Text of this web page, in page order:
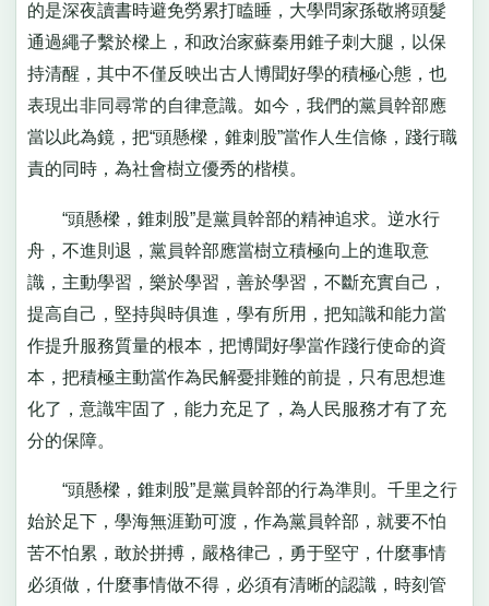
的是深夜讀書時避免勞累打瞌睡，大學問家孫敬將頭髮
通過繩子繫於樑上，和政治家蘇秦用錐子刺大腿，以保
持清醒，其中不僅反映出古人博聞好學的積極心態，也
表現出非同尋常的自律意識。如今，我們的黨員幹部應
當以此為鏡，把“頭懸樑，錐刺股”當作人生信條，踐行職
責的同時，為社會樹立優秀的楷模。
“頭懸樑，錐刺股”是黨員幹部的精神追求。逆水行
舟，不進則退，黨員幹部應當樹立積極向上的進取意
識，主動學習，樂於學習，善於學習，不斷充實自己，
提高自己，堅持與時俱進，學有所用，把知識和能力當
作提升服務質量的根本，把博聞好學當作踐行使命的資
本，把積極主動當作為民解憂排難的前提，只有思想進
化了，意識牢固了，能力充足了，為人民服務才有了充
分的保障。
“頭懸樑，錐刺股”是黨員幹部的行為準則。千里之行
始於足下，學海無涯勤可渡，作為黨員幹部，就要不怕
苦不怕累，敢於拼搏，嚴格律己，勇于堅守，什麼事情
必須做，什麼事情做不得，必須有清晰的認識，時刻管